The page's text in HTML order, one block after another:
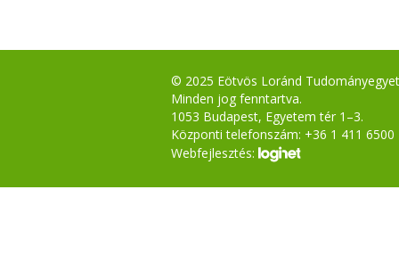
© 2025 Eötvös Loránd
Minden jog fenntartva.
1053 Budapest, Egyetem tér 1–3.
Központi telefonszám: +36 1 411 6500
Webfejlesztés: